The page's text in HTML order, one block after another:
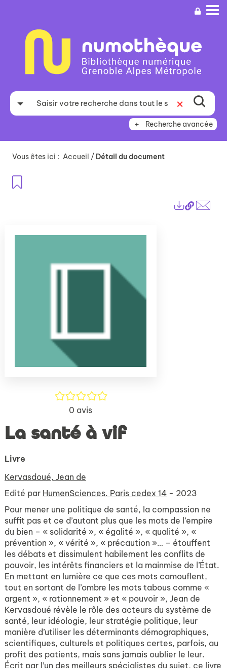
recherche
Recherche avancée
Vous êtes ici : Accueil / Détail du document
Lien
/5
0 avis
La santé à vif
Livre
Kervasdoué, Jean de
Edité par HumenSciences. Paris cedex 14 - 2023
Pour mener une politique de santé, la compassion ne
suffit pas et ce d’autant plus que les mots de l’empire
du bien – « solidarité », « égalité », « qualité », «
prévention », « vérité », « précaution »… – étouffent
les débats et dissimulent habilement les conflits de
pouvoir, les intérêts financiers et la mainmise de l’État.
En mettant en lumière ce que ces mots camouflent,
tout en sortant de l’ombre les mots tabous comme «
argent », « rationnement » et « pouvoir », Jean de
Kervasdoué révèle le rôle des acteurs du système de
santé, leur idéologie, leur stratégie politique, leur
manière d’utiliser les déterminants démographiques,
scientifiques, culturels et politiques certes, parfois, au
profit des patients, mais sans jamais oublier le leur.
Écrit par l’un des meilleurs spécialistes du sujet, ce livre